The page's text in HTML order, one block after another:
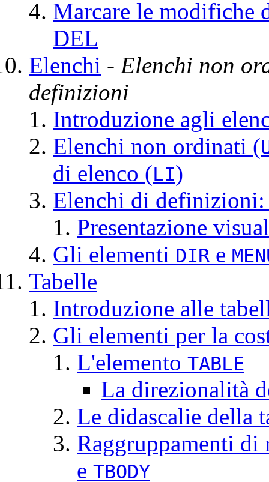
Marcare le modifiche
DEL
Elenchi - Elenchi non
definizioni
Introduzione agli
Elenchi non ordinati (
di elenco (LI)
Elenchi di definizioni
Presentazione
Gli elementi DIR e
Tabelle
Introduzione alle
Gli elementi per la
L'elemento TABLE
La direzionalità
Le didascalie della
Raggruppamenti
e TBODY